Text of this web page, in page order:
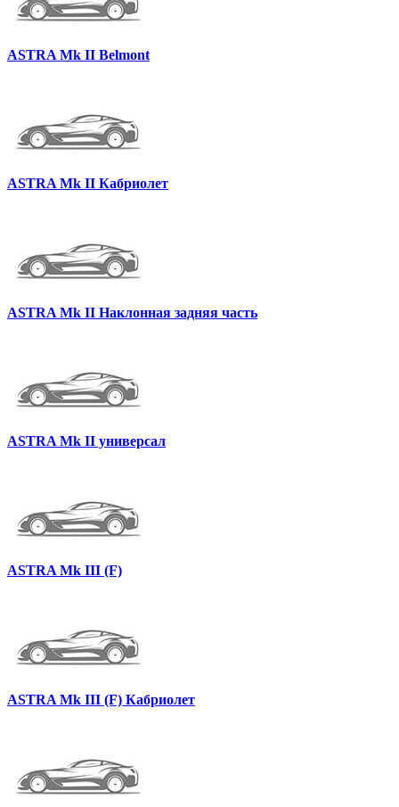
ASTRA Mk II Belmont
ASTRA Mk II Кабриолет
ASTRA Mk II Наклонная задняя часть
ASTRA Mk II универсал
ASTRA Mk III (F)
ASTRA Mk III (F) Кабриолет